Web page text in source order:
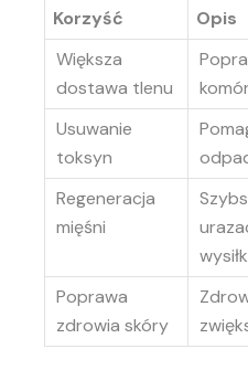
Korzyść
Opis
Większa
dostawa tlenu
Usuwanie
toksyn
Regeneracja
mięśni
Poprawa
zdrowia skóry